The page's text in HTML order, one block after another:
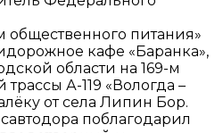
питания»
кафе «Баранка»,
области на 169-м
А-119 «Вологда –
от села Липин Бор.
поблагодарил